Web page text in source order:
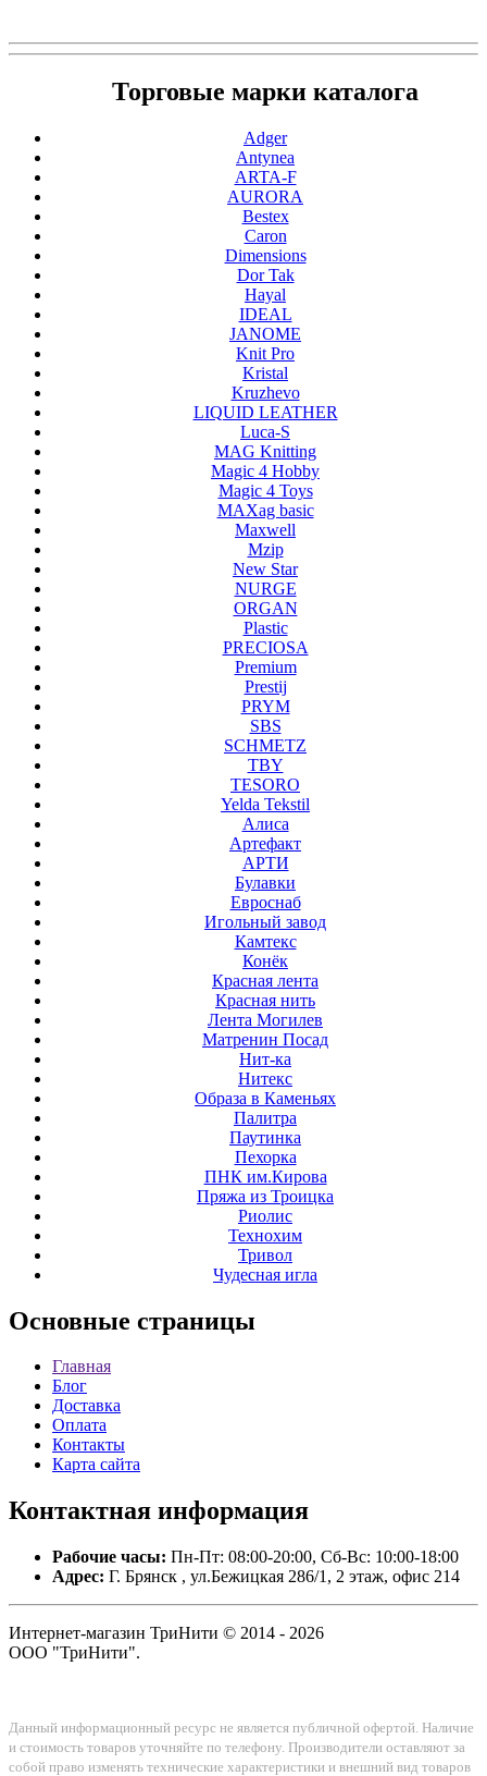
Торговые марки каталога
Adger
Antynea
ARTA-F
AURORA
Bestex
Caron
Dimensions
Dor Tak
Hayal
IDEAL
JANOME
Knit Pro
Kristal
Kruzhevo
LIQUID LEATHER
Luca-S
MAG Knitting
Magic 4 Hobby
Magic 4 Toys
MAXag basic
Maxwell
Mzip
New Star
NURGE
ORGAN
Plastic
PRECIOSA
Premium
Prestij
PRYM
SBS
SCHMETZ
TBY
TESORO
Yelda Tekstil
Алиса
Артефакт
АРТИ
Булавки
Евроснаб
Игольный завод
Камтекс
Конёк
Красная лента
Красная нить
Лента Могилев
Матренин Посад
Нит-ка
Нитекс
Образа в Каменьях
Палитра
Паутинка
Пехорка
ПНК им.Кирова
Пряжа из Троицка
Риолис
Технохим
Тривол
Чудесная игла
Основные страницы
Главная
Блог
Доставка
Оплата
Контакты
Карта сайта
Контактная информация
Рабочие часы: Пн-Пт: 08:00-20:00, Сб-Вс: 10:00-18:00
Адрес: Г. Брянск , ул.Бежицкая 286/1, 2 этаж, офис 214
Интернет-магазин ТриНити © 2014 - 2026
ООО "ТриНити".
Данный информационный ресурс не является публичной офертой. Наличие
и стоимость товаров уточняйте по телефону. Производители оставляют за
собой право изменять технические характеристики и внешний вид товаров